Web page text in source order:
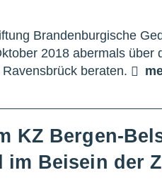
Brandenburgische
2018 abermals
beraten.
KZ Bergen-
im Beisein der